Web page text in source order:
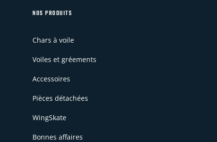
NOS PRODUITS
Chars à voile
Voiles et gréements
Accessoires
Pièces détachées
WingSkate
Bonnes affaires